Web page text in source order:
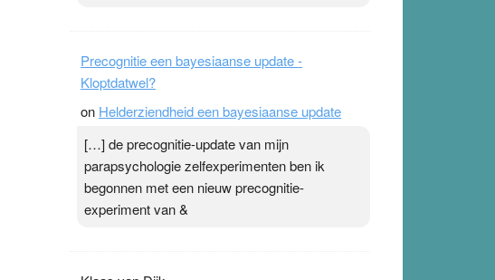
Precognitie een bayesiaanse update -
Kloptdatwel?
on Helderziendheid een bayesiaanse update
[…] de precognitie-update van mijn
parapsychologie zelfexperimenten ben ik
begonnen met een nieuw precognitie-
experiment van &